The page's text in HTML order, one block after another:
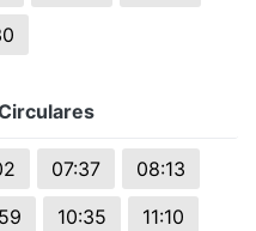
07:37
08:13
10:35
11:10